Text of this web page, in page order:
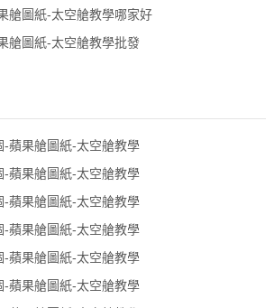
艙圖紙-太空艙教學哪家好
艙圖紙-太空艙教學批發
-蘋果艙圖紙-太空艙教學
-蘋果艙圖紙-太空艙教學
蘋果艙圖紙-太空艙教學
蘋果艙圖紙-太空艙教學
蘋果艙圖紙-太空艙教學
-蘋果艙圖紙-太空艙教學